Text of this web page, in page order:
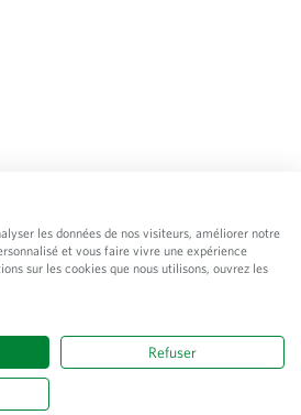
révocation
© Sativa Biosaatgut GmbH
, TVA comprise
les données de nos visiteurs, améliorer notre
et vous faire vivre une expérience
sur les cookies que nous utilisons, ouvrez les
Refuser